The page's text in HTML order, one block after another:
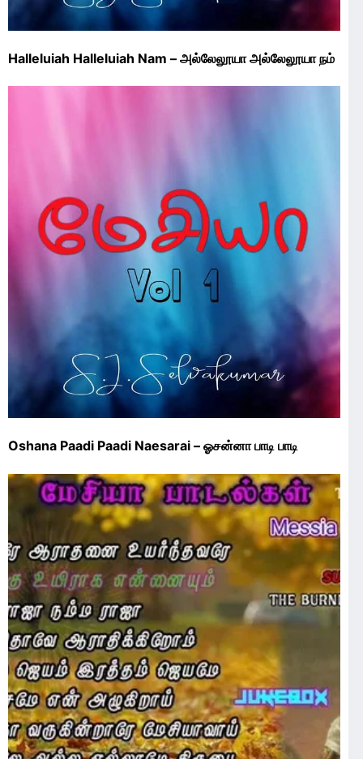
Halleluiah Halleluiah Nam – அல்லேலூயா அல்லேலூயா நம்
Oshana Paadi Paadi Naesarai – ஓசன்னா பாடி பாடி